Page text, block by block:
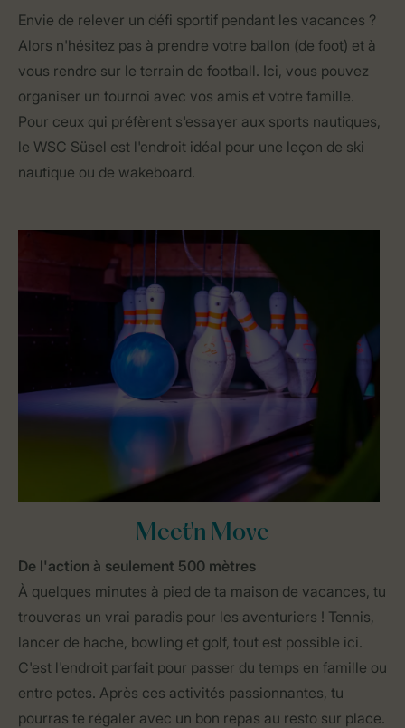
Envie de relever un défi sportif pendant les vacances ?
Alors n'hésitez pas à prendre votre ballon (de foot) et à
vous rendre sur le terrain de football. Ici, vous pouvez
organiser un tournoi avec vos amis et votre famille.
Pour ceux qui préfèrent s'essayer aux sports nautiques,
le WSC Süsel est l'endroit idéal pour une leçon de ski
nautique ou de wakeboard.
Meet'n Move
De l'action à seulement 500 mètres
À quelques minutes à pied de ta maison de vacances, tu
trouveras un vrai paradis pour les aventuriers ! Tennis,
lancer de hache, bowling et golf, tout est possible ici.
C'est l'endroit parfait pour passer du temps en famille ou
entre potes. Après ces activités passionnantes, tu
pourras te régaler avec un bon repas au resto sur place.